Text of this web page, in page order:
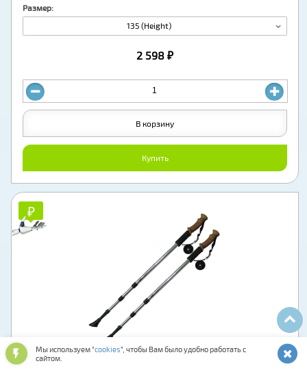
Размер:
135 (Height)
2 598 ₽
Купить
В корзину
₽
₽
Мы используем "cookies", чтобы Вам было удобно работать с
сайтом.